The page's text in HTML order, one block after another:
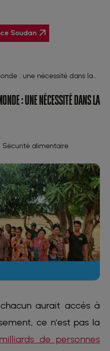
: une nécessité dans la
: UNE NÉCESSITÉ DANS LA
Sécurité alimentaire
aurait accès à
ce n'est pas la
de personnes
Soudan